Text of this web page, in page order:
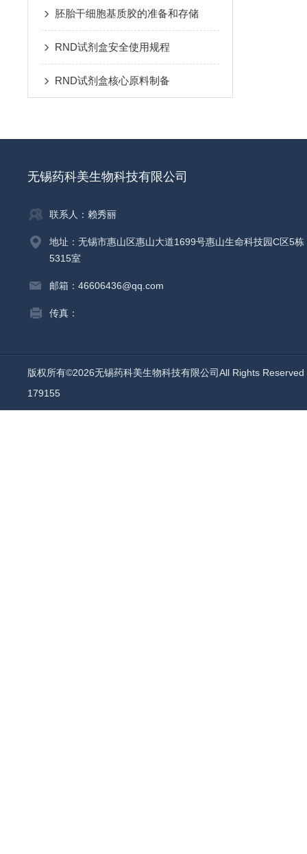
胚胎干细胞基质胶的准备和存储
RND试剂盒安全使用规程
RND试剂盒核心原料制备
无锡药科美生物科技有限公司
联系人：赖秀丽
地址：无锡市惠山区惠山大道1699号惠山生命科技园C区5栋
5315室
邮箱：46606436@qq.com
传真：
版权所有©2026无锡药科美生物科技有限公司All Rights
179155